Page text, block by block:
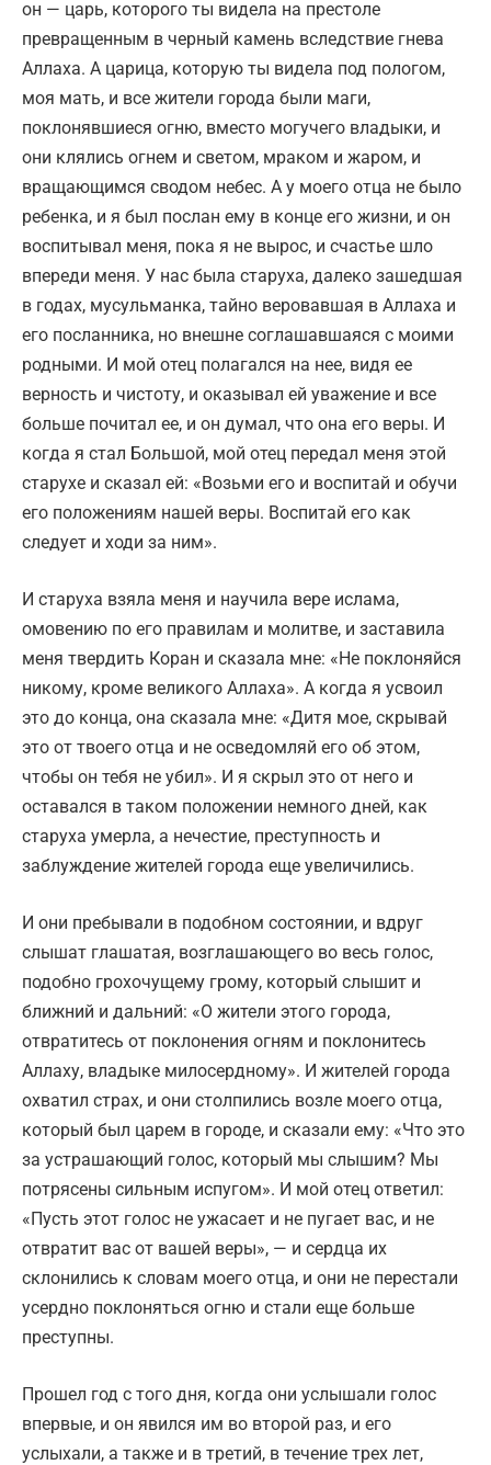
он — царь, которого ты видела на престоле
превращенным в черный камень вследствие гнева
Аллаха. А царица, которую ты видела под пологом,
моя мать, и все жители города были маги,
поклонявшиеся огню, вместо могучего владыки, и
они клялись огнем и светом, мраком и жаром, и
вращающимся сводом небес. А у моего отца не было
ребенка, и я был послан ему в конце его жизни, и он
воспитывал меня, пока я не вырос, и счастье шло
впереди меня. У нас была старуха, далеко зашедшая
в годах, мусульманка, тайно веровавшая в Аллаха и
его посланника, но внешне соглашавшаяся с моими
родными. И мой отец полагался на нее, видя ее
верность и чистоту, и оказывал ей уважение и все
больше почитал ее, и он думал, что она его веры. И
когда я стал Большой, мой отец передал меня этой
старухе и сказал ей: «Возьми его и воспитай и обучи
его положениям нашей веры. Воспитай его как
следует и ходи за ним».
И старуха взяла меня и научила вере ислама,
омовению по его правилам и молитве, и заставила
меня твердить Коран и сказала мне: «Не поклоняйся
никому, кроме великого Аллаха». А когда я усвоил
это до конца, она сказала мне: «Дитя мое, скрывай
это от твоего отца и не осведомляй его об этом,
чтобы он тебя не убил». И я скрыл это от него и
оставался в таком положении немного дней, как
старуха умерла, а нечестие, преступность и
заблуждение жителей города еще увеличились.
И они пребывали в подобном состоянии, и вдруг
слышат глашатая, возглашающего во весь голос,
подобно грохочущему грому, который слышит и
ближний и дальний: «О жители этого города,
отвратитесь от поклонения огням и поклонитесь
Аллаху, владыке милосердному». И жителей города
охватил страх, и они столпились возле моего отца,
который был царем в городе, и сказали ему: «Что это
за устрашающий голос, который мы слышим? Мы
потрясены сильным испугом». И мой отец ответил:
«Пусть этот голос не ужасает и не пугает вас, и не
отвратит вас от вашей веры», — и сердца их
склонились к словам моего отца, и они не перестали
усердно поклоняться огню и стали еще больше
преступны.
Прошел год с того дня, когда они услышали голос
впервые, и он явился им во второй раз, и его
услыхали, а также и в третий, в течение трех лет,